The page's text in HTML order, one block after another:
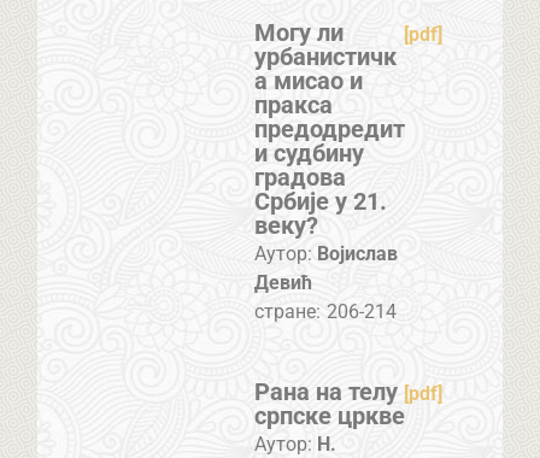
Могу ли
урбанистичк
а мисао и
пракса
предодредит
и судбину
градова
Србије у 21.
веку?
[pdf]
Аутор: Војислав
Девић
стране: 206-214
Рана на телу
српске цркве
[pdf]
Аутор: Н.